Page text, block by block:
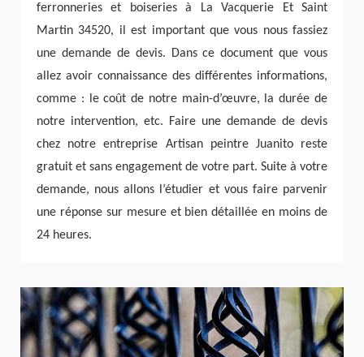
ferronneries et boiseries à La Vacquerie Et Saint
Martin 34520, il est important que vous nous fassiez
une demande de devis. Dans ce document que vous
allez avoir connaissance des différentes informations,
comme : le coût de notre main-d’œuvre, la durée de
notre intervention, etc. Faire une demande de devis
chez notre entreprise Artisan peintre Juanito reste
gratuit et sans engagement de votre part. Suite à votre
demande, nous allons l’étudier et vous faire parvenir
une réponse sur mesure et bien détaillée en moins de
24 heures.